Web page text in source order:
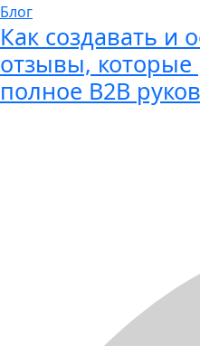
Блог
Как создавать и
отзывы,
полное B2B